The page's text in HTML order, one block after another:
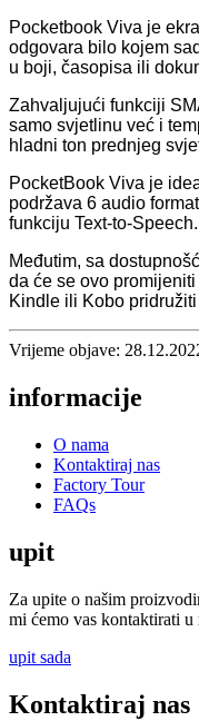
Pocketbook Viva je
odgovara bilo kojem
u boji, časopisa ili
Zahvaljujući funkciji
samo svjetlinu već i
hladni ton prednjeg
PocketBook Viva je
podržava 6 audio
funkciju Text-to-Speech.
Međutim, sa
da će se ovo
Kindle ili Kobo
Vrijeme objave:
informacije
O nama
Kontaktiraj nas
Factory Tour
FAQs
upit
Za upite o našim
mi ćemo vas kontaktirati u
upit sada
Kontaktiraj nas